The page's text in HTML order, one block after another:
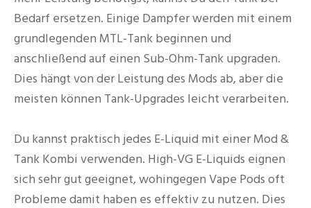
Bedarf ersetzen. Einige Dampfer werden mit einem
grundlegenden MTL-Tank beginnen und
anschließend auf einen Sub-Ohm-Tank upgraden.
Dies hängt von der Leistung des Mods ab, aber die
meisten können Tank-Upgrades leicht verarbeiten.
Du kannst praktisch jedes E-Liquid mit einer Mod &
Tank Kombi verwenden. High-VG E-Liquids eignen
sich sehr gut geeignet, wohingegen Vape Pods oft
Probleme damit haben es effektiv zu nutzen. Dies